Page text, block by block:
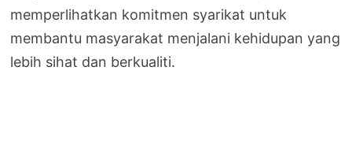
memperlihatkan komitmen syarikat untuk
membantu masyarakat menjalani kehidupan yang
lebih sihat dan berkualiti.